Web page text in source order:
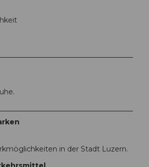
in der Stadt Luzern.